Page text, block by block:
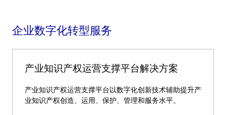
企业数字化转型服务
产业知识产权运营支撑平台解决方案
产业知识产权运营支撑平台以数字化创新技术辅助提升产
业知识产权创造、运用、保护、管理和服务水平。